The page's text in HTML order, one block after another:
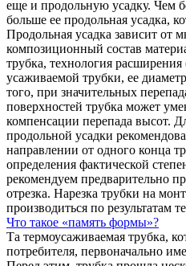
еще и продольную усадку. Чем
больше ее продольная усадка,
Продольная усадка зависит от
композиционный состав
трубка, технология расширения
усаживаемой трубки, ее
того, при значительных
поверхностей трубка может
компенсации перепада высот.
продольной усадки
направлении от одного конца
определения фактической
рекомендуем предварительно
отрезка. Нарезка трубки на
производиться по результатам
Что такое «память формы»?
Та термоусаживаемая трубка,
потребителя, первоначально